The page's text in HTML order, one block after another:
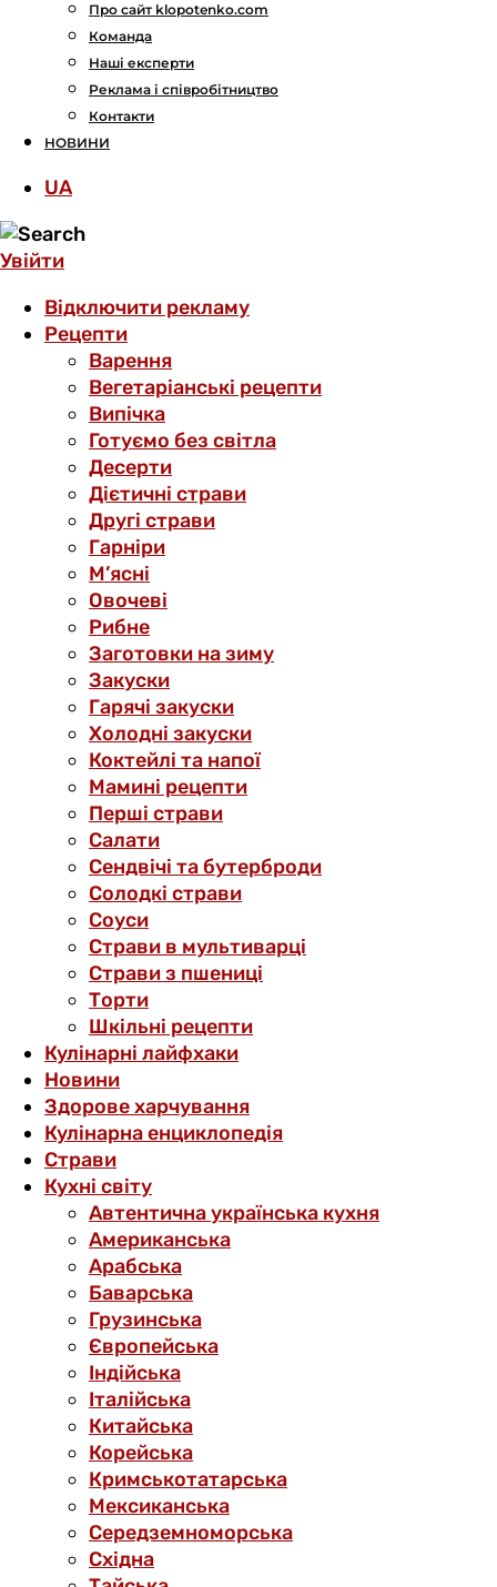
Про сайт klopotenko.com
Команда
Наші експерти
Реклама і співробітництво
Контакти
НОВИНИ
UA
Увійти
Відключити рекламу
Рецепти
Варення
Вегетаріанські рецепти
Випічка
Готуємо без світла
Десерти
Дієтичні страви
Другі страви
Гарніри
М’ясні
Овочеві
Рибне
Заготовки на зиму
Закуски
Гарячі закуски
Холодні закуски
Коктейлі та напої
Мамині рецепти
Перші страви
Салати
Сендвічі та бутерброди
Солодкі страви
Соуси
Страви в мультиварці
Страви з пшениці
Торти
Шкільні рецепти
Кулінарні лайфхаки
Новини
Здорове харчування
Кулінарна енциклопедія
Страви
Кухні світу
Автентична українська кухня
Американська
Арабська
Баварська
Грузинська
Європейська
Індійська
Італійська
Китайська
Корейська
Кримськотатарська
Мексиканська
Середземноморська
Східна